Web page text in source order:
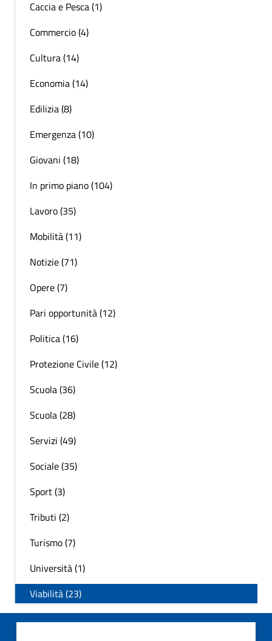
Caccia e Pesca (1)
Commercio (4)
Cultura (14)
Economia (14)
Edilizia (8)
Emergenza (10)
Giovani (18)
In primo piano (104)
Lavoro (35)
Mobilità (11)
Notizie (71)
Opere (7)
Pari opportunità (12)
Politica (16)
Protezione Civile (12)
Scuola (36)
Scuola (28)
Servizi (49)
Sociale (35)
Sport (3)
Tributi (2)
Turismo (7)
Università (1)
Viabilità (23)